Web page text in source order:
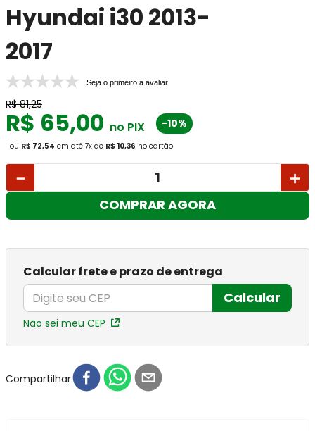
Hyundai i30 2013-
2017
Seja o primeiro a avaliar
R$ 81,25
R$ 65,00 no PIX -10%
ou R$ 72,54 em até 7x de R$ 10,36 no cartão
＋
－
COMPRAR AGORA
Calcular frete e prazo de entrega
Calcular
Não sei meu CEP
Compartilhar